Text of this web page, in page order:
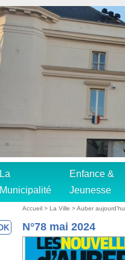
La
Municipalité
Enfance &
Jeunesse
Accueil >La Ville>Auber
N°78 mai 2024